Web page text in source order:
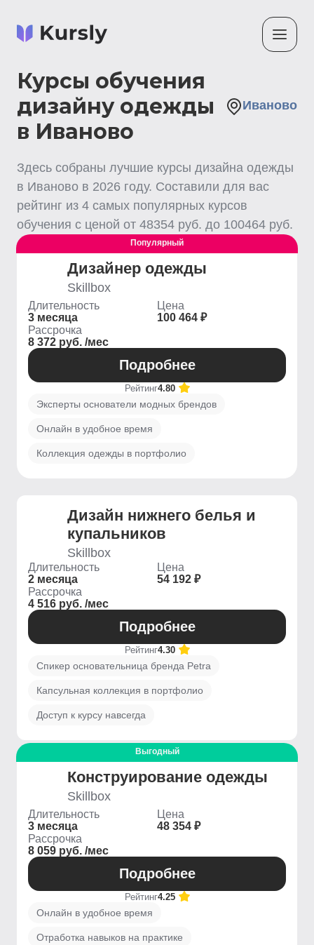
Курсы обучения
дизайну одежды
в Иваново
Иваново
Здесь собраны лучшие курсы дизайна одежды
в Иваново в 2026 году. Составили для вас
рейтинг из 4 самых популярных курсов
обучения с ценой от 48354 руб. до 100464 руб.
Популярный
Дизайнер одежды
Skillbox
Длительность
3 месяца
Цена
100 464 ₽
Рассрочка
8 372 руб. /мес
Подробнее
Рейтинг4.80
Эксперты основатели модных брендов
Онлайн в удобное время
Коллекция одежды в портфолио
Дизайн нижнего белья и
купальников
Skillbox
Длительность
2 месяца
Цена
54 192 ₽
Рассрочка
4 516 руб. /мес
Подробнее
Рейтинг4.30
Спикер основательница бренда Petra
Капсульная коллекция в портфолио
Доступ к курсу навсегда
Выгодный
Конструирование одежды
Skillbox
Длительность
3 месяца
Цена
48 354 ₽
Рассрочка
8 059 руб. /мес
Подробнее
Рейтинг4.25
Онлайн в удобное время
Отработка навыков на практике